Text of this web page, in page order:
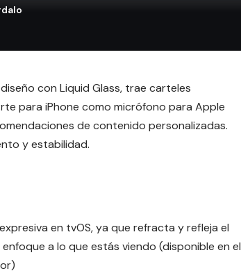
con Liquid Glass, trae carteles
para iPhone como micrófono para Apple
de contenido personalizadas.
y estabilidad.
en tvOS, ya que refracta y refleja el
a lo que estás viendo (disponible en el